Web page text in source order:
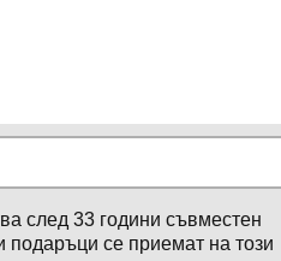
след 33 години съвместен
подаръци се приемат на този